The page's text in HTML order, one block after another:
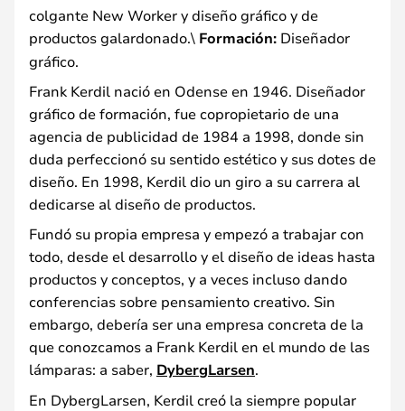
colgante New Worker y diseño gráfico y de
productos galardonado.\ Formación: Diseñador
gráfico.
Frank Kerdil nació en Odense en 1946. Diseñador
gráfico de formación, fue copropietario de una
agencia de publicidad de 1984 a 1998, donde sin
duda perfeccionó su sentido estético y sus dotes de
diseño. En 1998, Kerdil dio un giro a su carrera al
dedicarse al diseño de productos.
Fundó su propia empresa y empezó a trabajar con
todo, desde el desarrollo y el diseño de ideas hasta
productos y conceptos, y a veces incluso dando
conferencias sobre pensamiento creativo. Sin
embargo, debería ser una empresa concreta de la
que conozcamos a Frank Kerdil en el mundo de las
lámparas: a saber, DybergLarsen.
En DybergLarsen, Kerdil creó la siempre popular